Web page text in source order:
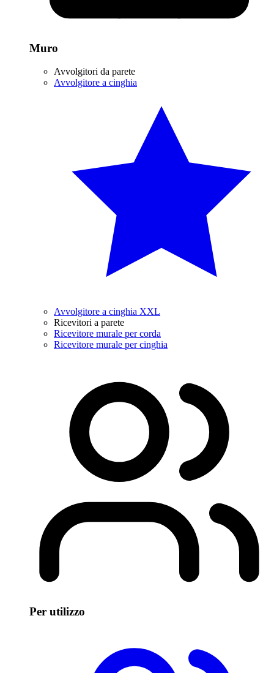
Muro
Avvolgitori da parete
Avvolgitore a cinghia
Avvolgitore a cinghia XXL
Ricevitori a parete
Ricevitore murale per corda
Ricevitore murale per cinghia
Per utilizzo